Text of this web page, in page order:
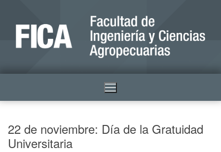
22 de noviembre: Día de la Gratuidad
Universitaria